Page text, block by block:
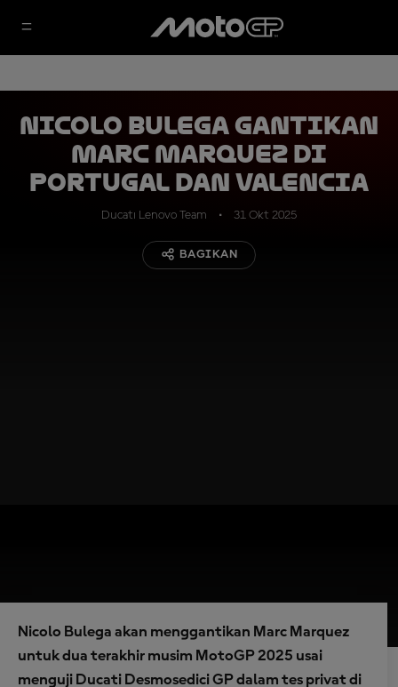
Nicolo Bulega Gantikan
Marc Marquez di
Portugal dan Valencia
Ducati Lenovo Team 31 Okt 2025
BAGIKAN
Nicolo Bulega akan menggantikan Marc Marquez
untuk dua terakhir musim MotoGP 2025 usai
menguji Ducati Desmosedici GP dalam tes privat di